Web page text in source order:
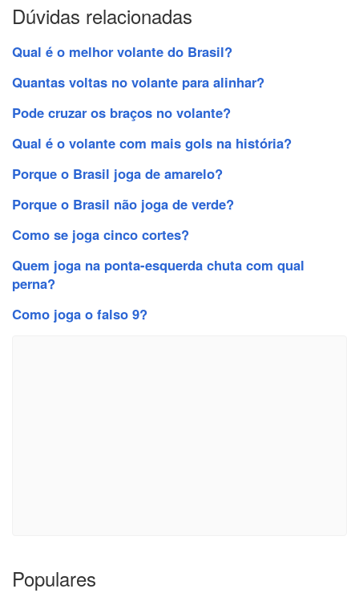
Dúvidas relacionadas
Qual é o melhor volante do Brasil?
Quantas voltas no volante para alinhar?
Pode cruzar os braços no volante?
Qual é o volante com mais gols na história?
Porque o Brasil joga de amarelo?
Porque o Brasil não joga de verde?
Como se joga cinco cortes?
Quem joga na ponta-esquerda chuta com qual
perna?
Como joga o falso 9?
Populares